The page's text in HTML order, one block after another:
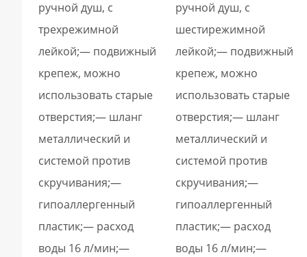
ручной душ, с
трехрежимной
лейкой;— подвижный
крепеж, можно
использовать старые
отверстия;— шланг
металлический и
системой против
скручивания;—
гипоаллергенный
пластик;— расход
воды 16 л/мин;—
ручной душ, с
шестирежимной
лейкой;— подвижный
крепеж, можно
использовать старые
отверстия;— шланг
металлический и
системой против
скручивания;—
гипоаллергенный
пластик;— расход
воды 16 л/мин;—